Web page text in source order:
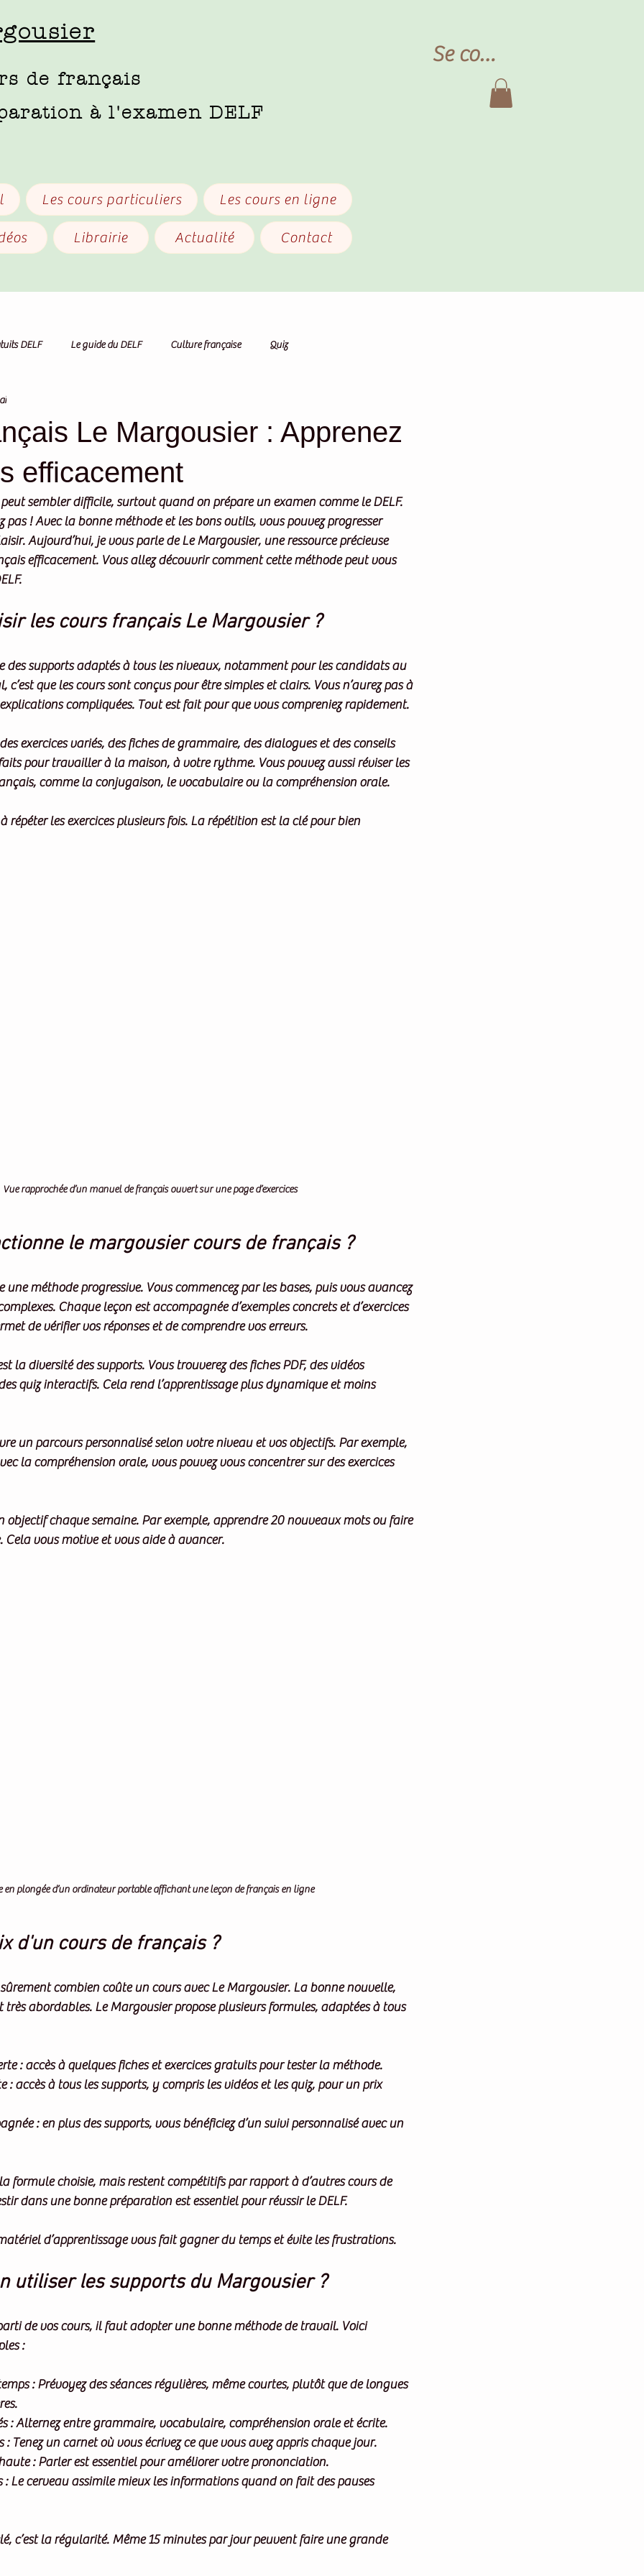
de français
à l'examen DELF
Les cours particuliers Les cours en ligne
Librairie Actualité Contact
Se connecter
DELF Le guide du DELF Culture française Quiz
Le Margousier : Apprenez
efficacement
sembler difficile, surtout quand on prépare un examen comme le DELF.
pas ! Avec la bonne méthode et les bons outils, vous pouvez progresser
Aujourd’hui, je vous parle de Le Margousier, une ressource précieuse
efficacement. Vous allez découvrir comment cette méthode peut vous
les cours français Le Margousier ?
des supports adaptés à tous les niveaux, notamment pour les candidats au
c’est que les cours sont conçus pour être simples et clairs. Vous n’aurez pas à
compliquées. Tout est fait pour que vous compreniez rapidement.
exercices variés, des fiches de grammaire, des dialogues et des conseils
pour travailler à la maison, à votre rythme. Vous pouvez aussi réviser les
comme la conjugaison, le vocabulaire ou la compréhension orale.
répéter les exercices plusieurs fois. La répétition est la clé pour bien
Vue rapprochée d’un manuel de français ouvert sur une page d’exercices
le margousier cours de français ?
une méthode progressive. Vous commencez par les bases, puis vous avancez
Chaque leçon est accompagnée d’exemples concrets et d’exercices
de vérifier vos réponses et de comprendre vos erreurs.
la diversité des supports. Vous trouverez des fiches PDF, des vidéos
quiz interactifs. Cela rend l’apprentissage plus dynamique et moins
un parcours personnalisé selon votre niveau et vos objectifs. Par exemple,
la compréhension orale, vous pouvez vous concentrer sur des exercices
objectif chaque semaine. Par exemple, apprendre 20 nouveaux mots ou faire
vous motive et vous aide à avancer.
en plongée d’un ordinateur portable affichant une leçon de français en ligne
d'un cours de français ?
combien coûte un cours avec Le Margousier. La bonne nouvelle,
très abordables. Le Margousier propose plusieurs formules, adaptées à tous
: accès à quelques fiches et exercices gratuits pour tester la méthode.
: accès à tous les supports, y compris les vidéos et les quiz, pour un prix
: en plus des supports, vous bénéficiez d’un suivi personnalisé avec un
formule choisie, mais restent compétitifs par rapport à d’autres cours de
dans une bonne préparation est essentiel pour réussir le DELF.
d’apprentissage vous fait gagner du temps et évite les frustrations.
utiliser les supports du Margousier ?
de vos cours, il faut adopter une bonne méthode de travail. Voici
:
: Prévoyez des séances régulières, même courtes, plutôt que de longues
: Alternez entre grammaire, vocabulaire, compréhension orale et écrite.
: Tenez un carnet où vous écrivez ce que vous avez appris chaque jour.
: Parler est essentiel pour améliorer votre prononciation.
: Le cerveau assimile mieux les informations quand on fait des pauses
c’est la régularité. Même 15 minutes par jour peuvent faire une grande